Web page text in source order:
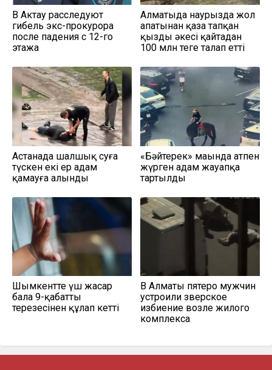
В Актау расследуют
гибель экс-прокурора
после падения с 12-го
этажа
Алматыда наурызда жол
апатынан қаза тапқан
қыздың әкесі қайтадан
100 млн теңге талап етті
Астанада шалшық суға
түскен екі ер адам
қамауға алынды
«Бәйтерек» маңында атпен
жүрген адам жауапқа
тартылды
Шымкентте үш жасар
бала 9-қабаттың
терезесінен құлап кетті
В Алматы пятеро мужчин
устроили зверское
избиение возле жилого
комплекса